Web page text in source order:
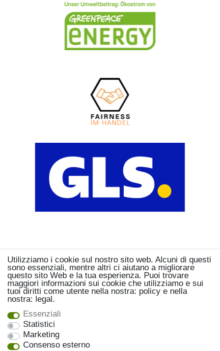
Utilizziamo i cookie sul nostro sito web. Alcuni di questi
sono essenziali, mentre altri ci aiutano a migliorare
questo sito Web e la tua esperienza. Puoi trovare
maggiori informazioni sui cookie che utilizziamo e sui
tuoi diritti come utente nella nostra: policy e nella
nostra: legal.
Essenziali
Statistici
Marketing
Consenso esterno